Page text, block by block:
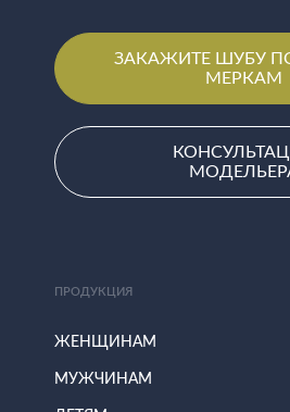
ЗАКАЖИТЕ ШУБУ
МЕРКАМ
ПРОДУКЦИЯ
ЖЕНЩИНАМ
МУЖЧИНАМ